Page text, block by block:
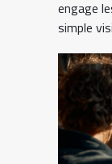
engage
simple